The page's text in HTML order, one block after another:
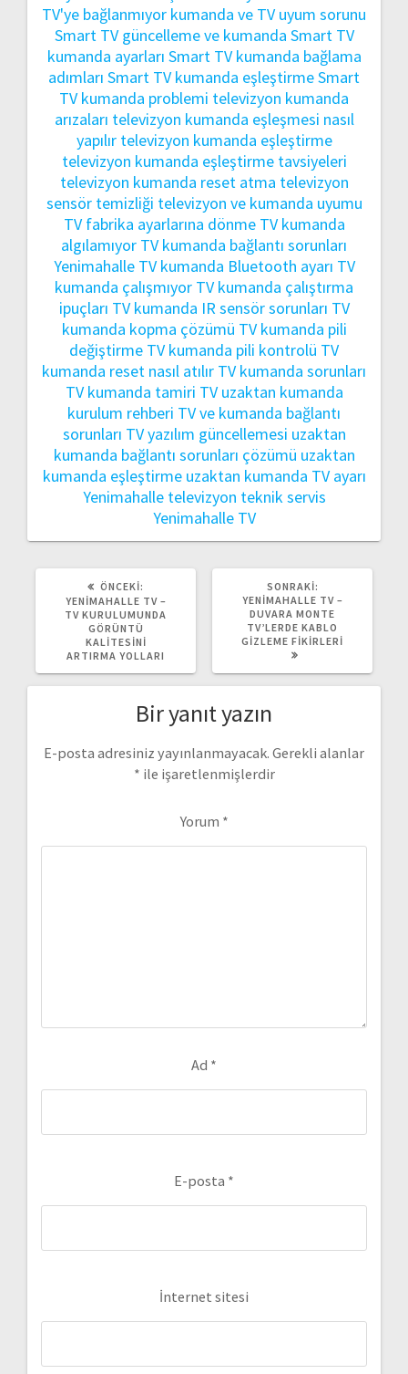
TV'ye bağlanmıyor kumanda ve TV uyum sorunu
Smart TV güncelleme ve kumanda Smart TV
kumanda ayarları Smart TV kumanda bağlama
adımları Smart TV kumanda eşleştirmeSmart
TV kumanda problemi televizyon kumanda
arızaları televizyon kumanda eşleşmesi nasıl
yapılır televizyon kumanda eşleştirme
televizyon kumanda eşleştirme tavsiyeleri
televizyon kumanda reset atma televizyon
sensör temizliği televizyon ve kumanda uyumu
TV fabrika ayarlarına dönme TV kumanda
algılamıyor TV kumanda bağlantı sorunları
Yenimahalle TV kumanda Bluetooth ayarı TV
kumanda çalışmıyor TV kumanda çalıştırma
ipuçları TV kumanda IR sensör sorunları TV
kumanda kopma çözümü TV kumanda pili
değiştirme TV kumanda pili kontrolü TV
kumanda reset nasıl atılır TV kumanda sorunları
TV kumanda tamiri TV uzaktan kumanda
kurulum rehberi TV ve kumanda bağlantı
sorunları TV yazılım güncellemesi uzaktan
kumanda bağlantı sorunları çözümü uzaktan
kumanda eşleştirme uzaktan kumanda TV ayarı
Yenimahalle televizyon teknik servis
Yenimahalle TV
ÖNCEKI:
YAZI:
YENIMAHALLE TV –
TV KURULUMUNDA
GÖRÜNTÜ
KALITESINI
ARTIRMA YOLLARI
SONRAKI:
YAZI:
YENIMAHALLE TV –
DUVARA MONTE
TV’LERDE KABLO
GIZLEME FIKIRLERI
Bir yanıt yazın
E-posta adresiniz yayınlanmayacak. Gerekli alanlar
* ile işaretlenmişlerdir
Yorum *
Ad *
E-posta *
İnternet sitesi